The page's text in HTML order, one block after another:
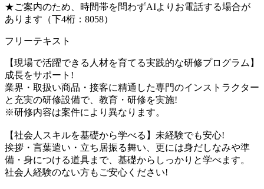
★ご案内のため、時間帯を問わずAIよりお電話する場合が
あります（下4桁：8058）
フリーテキスト
【現場で活躍できる人材を育てる実践的な研修プログラム】
成長をサポート!
業界・取扱い商品・接客に精通した専門のインストラクター
と充実の研修設備で、教育・研修を実施!
※研修内容は案件により異なります。
【社会人スキルを基礎から学べる】未経験でも安心!
挨拶・言葉遣い・立ち居振る舞い、更には身だしなみや準
備・身につける道具まで、基礎からしっかりと学べます。
社会人経験のない方もご安心ください!